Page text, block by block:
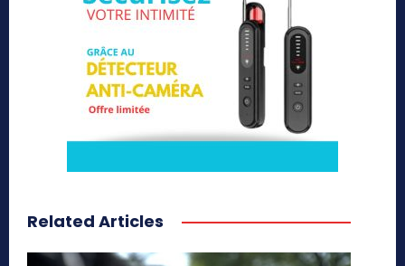
Related Articles